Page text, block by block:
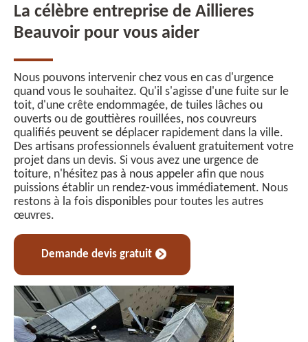
La célèbre entreprise de Aillieres
Beauvoir pour vous aider
Nous pouvons intervenir chez vous en cas d'urgence
quand vous le souhaitez. Qu'il s'agisse d'une fuite sur le
toit, d'une crête endommagée, de tuiles lâches ou
ouverts ou de gouttières rouillées, nos couvreurs
qualifiés peuvent se déplacer rapidement dans la ville.
Des artisans professionnels évaluent gratuitement votre
projet dans un devis. Si vous avez une urgence de
toiture, n'hésitez pas à nous appeler afin que nous
puissions établir un rendez-vous immédiatement. Nous
restons à la fois disponibles pour toutes les autres
œuvres.
Demande devis gratuit